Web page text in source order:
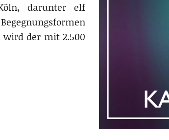
darunter elf
der mit 2.500